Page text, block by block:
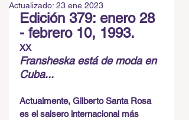
Actualizado: 23 ene 2023
Edición 379: enero 28
- febrero 10, 1993.
XX
Fransheska está de moda en
Cuba...
Actualmente, Gilberto Santa Rosa
es el salsero internacional más